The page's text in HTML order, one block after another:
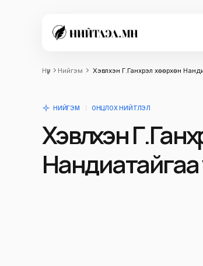
Нүүр Нийгэм Хэвлүүхэн Г.Ганхүрэл хөөрхөн
НИЙГЭМ ОНЦЛОХ НИЙТЛЭЛ
Хэвлүүхэн